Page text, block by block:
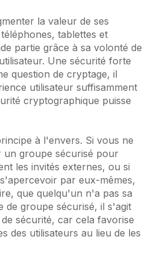
la valeur de ses
tablettes et
partie grâce à sa volonté de
Une sécurité forte
question de cryptage, il
utilisateur suffisamment
cryptographique puisse
à l'envers. Si vous ne
groupe sécurisé pour
les invités externes, ou si
par eux-mêmes,
que quelqu'un n'a pas sa
de groupe sécurisé, il s'agit
sécurité, car cela favorise
des utilisateurs au lieu de les